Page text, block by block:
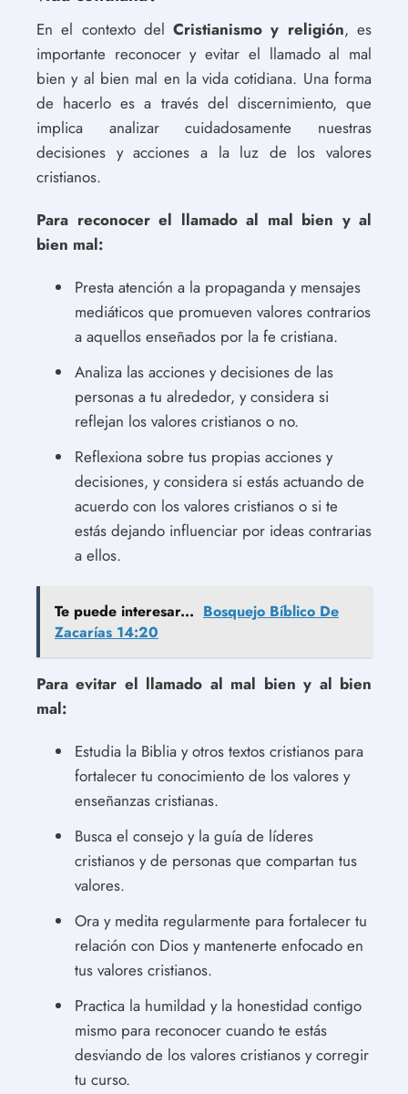
En el contexto delCristianismo y religión, es
importante reconocer y evitar el llamado al mal
bien y al bien mal en la vida cotidiana. Una forma
de hacerlo es a través del discernimiento, que
implica analizar cuidadosamente nuestras
decisiones y acciones a la luz de los valores
cristianos.
Para reconocer el llamado al mal bien y al
bien mal:
Presta atención a la propaganda y mensajes
mediáticos que promueven valores contrarios
a aquellos enseñados por la fe cristiana.
Analiza las acciones y decisiones de las
personas a tu alrededor, y considera si
reflejan los valores cristianos o no.
Reflexiona sobre tus propias acciones y
decisiones, y considera si estás actuando de
acuerdo con los valores cristianos o si te
estás dejando influenciar por ideas contrarias
a ellos.
Te puede interesar... Bosquejo Bíblico De
Zacarías 14:20
Para evitar el llamado al mal bien y al bien
mal:
Estudia la Biblia y otros textos cristianos para
fortalecer tu conocimiento de los valores y
enseñanzas cristianas.
Busca el consejo y la guía de líderes
cristianos y de personas que compartan tus
valores.
Ora y medita regularmente para fortalecer tu
relación con Dios y mantenerte enfocado en
tus valores cristianos.
Practica la humildad y la honestidad contigo
mismo para reconocer cuando te estás
desviando de los valores cristianos y corregir
tu curso.